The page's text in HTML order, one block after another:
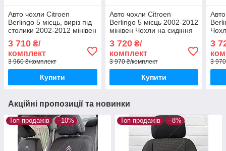
Авто чохли Citroen
Berlingo 5 місць, виріз під
столики 2002-2012 мінівен
Берлінго
3 710 ₴/
комплект
3 960 ₴/комплект
Купити
Авто чохли Citroen
Berlingo 5 місць 2002-2012
мінівен Чохли на сидіння
3 720₴/
комплект
3 970 ₴/комплект
Купити
3
3
Акційні пропозиції та новинки
Топ продажів –10% Топ продажів –8%